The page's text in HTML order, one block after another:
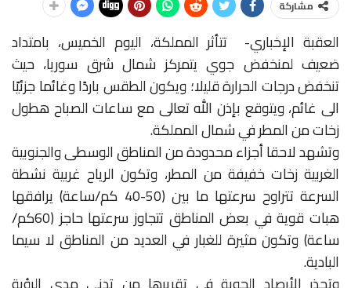
مشاركة
العقبة الإخباري- تتأثر المملكة، اليوم الخميس، بامتداد
ضعيف لمنخفض جوي يتمركز شمال شرق سوريا، حيث
تنخفض درجات الحرارة قليلا؛ ويكون الطقس باردًا وغائما جزئيًا
الى غائم، ويتوقع بإذن اللّٰه تعالى مع ساعات الصباح هطول
زخات من المطر في شمال المملكة.
وتشهد لاحقا أجزاء محدودة من المناطق الوسطى والجنوبية
الغربية زخات خفيفة من المطر، وتكون الرياح غربية نشطة
السرعة تتراوح سرعتها ما بين (50-40 كم/ساعة) يرافقها
هبات قوية في بعض المناطق تتجاوز سرعتها حاجز (60كم/
ساعة) وتكون مثيرة للغبار في العديد من المناطق لا سيما
البادية.